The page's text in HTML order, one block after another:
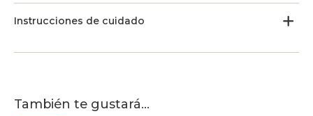
Instrucciones de cuidado
También te gustará...